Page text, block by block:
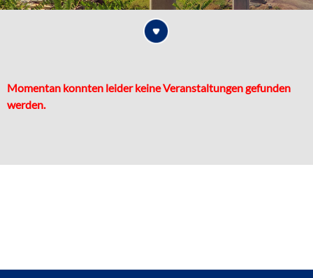
Momentan konnten leider keine Veranstaltungen gefunden
werden.